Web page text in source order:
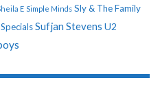
E Simple Minds Sly & The Family
SpecialsSufjan Stevens U2